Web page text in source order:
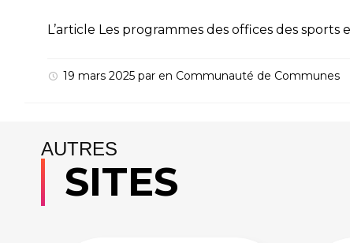
L’article Les programmes des offices des sports
19 mars 2025 par en Communauté de Communes
AUTRES
SITES